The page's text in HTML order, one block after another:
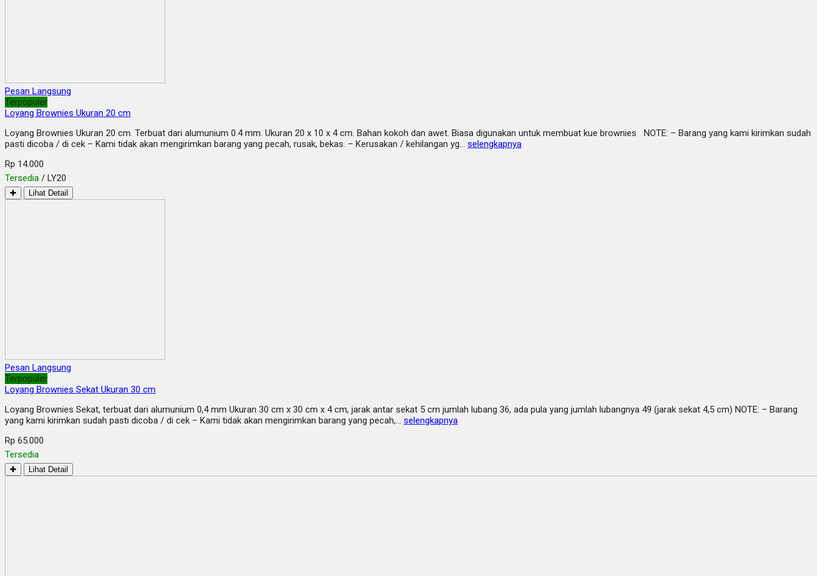
Pesan Langsung
Terpopuler
Loyang Brownies Ukuran 20 cm
Loyang Brownies Ukuran 20 cm. Terbuat dari alumunium 0.4 mm. Ukuran 20 x 10 x 4 cm. Bahan kokoh dan awet. Biasa digunakan untuk membuat kue brownies NOTE: – Barang yang kami kirimkan sudah
pasti dicoba / di cek – Kami tidak akan mengirimkan barang yang pecah, rusak, bekas. – Kerusakan / kehilangan yg… selengkapnya
Rp 14.000
Tersedia / LY20
✚ Lihat Detail
Pesan Langsung
Terpopuler
Loyang Brownies Sekat Ukuran 30 cm
Loyang Brownies Sekat, terbuat dari alumunium 0,4 mm Ukuran 30 cm x 30 cm x 4 cm, jarak antar sekat 5 cm jumlah lubang 36, ada pula yang jumlah lubangnya 49 (jarak sekat 4,5 cm) NOTE: – Barang
yang kami kirimkan sudah pasti dicoba / di cek – Kami tidak akan mengirimkan barang yang pecah,… selengkapnya
Rp 65.000
Tersedia
✚ Lihat Detail